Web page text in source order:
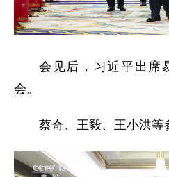
会见后，习近平出席
会。
蔡奇、王毅、王小洪等